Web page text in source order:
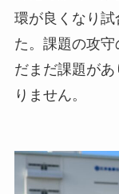
環が良くなり
た。課題の攻
だまだ課題が
りません。